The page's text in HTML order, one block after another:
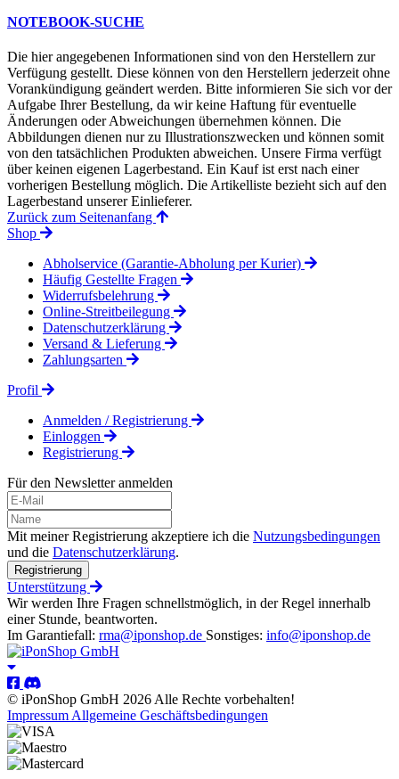
NOTEBOOK-SUCHE
Die hier angegebenen Informationen sind von den Herstellern zur
Verfügung gestellt. Diese können von den Herstellern jederzeit ohne
Vorankündigung geändert werden. Bitte informieren Sie sich vor der
Aufgabe Ihrer Bestellung, da wir keine Haftung für eventuelle
Änderungen oder Abweichungen übernehmen können. Die
Abbildungen dienen nur zu Illustrationszwecken und können somit
von den tatsächlichen Produkten abweichen. Unsere Firma verfügt
über keinen eigenen Lagerbestand. Ein Kauf ist erst nach einer
vorherigen Bestellung möglich. Die Artikelliste bezieht sich auf den
Lagerbestand unserer Einlieferer.
Zurück zum Seitenanfang
Shop
Abholservice (Garantie-Abholung per Kurier)
Häufig Gestellte Fragen
Widerrufsbelehrung
Online-Streitbeilegung
Datenschutzerklärung
Versand & Lieferung
Zahlungsarten
Profil
Anmelden / Registrierung
Einloggen
Registrierung
Für den Newsletter anmelden
Mit meiner Registrierung akzeptiere ich die Nutzungsbedingungen
und die Datenschutzerklärung.
Registrierung
Unterstützung
Wir werden Ihre Fragen schnellstmöglich, in der Regel innerhalb
einer Stunde, beantworten.
Im Garantiefall: rma@iponshop.de Sonstiges: info@iponshop.de
© iPonShop GmbH 2026 Alle Rechte vorbehalten!
Impressum Allgemeine Geschäftsbedingungen